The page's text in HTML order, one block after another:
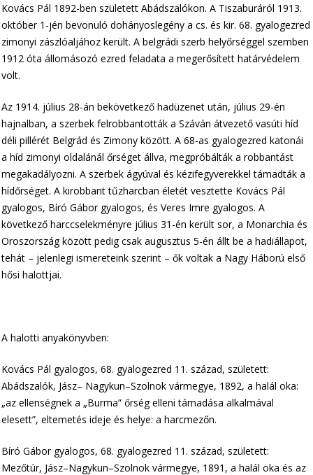
Kovács Pál 1892-ben született Abádszalókon. A Tiszaburáról 1913.
október 1-jén bevonuló dohányoslegény a cs. és kir. 68. gyalogezred
zimonyi zászlóaljához került. A belgrádi szerb helyőrséggel szemben
1912 óta állomásozó ezred feladata a megerősített határvédelem
volt.
Az 1914. július 28-án bekövetkező hadüzenet után, július 29-én
hajnalban, a szerbek felrobbantották a Száván átvezető vasúti híd
déli pillérét Belgrád és Zimony között. A 68-as gyalogezred katonái
a híd zimonyi oldalánál őrséget állva, megpróbálták a robbantást
megakadályozni. A szerbek ágyúval és kézifegyverekkel támadták a
hídőrséget. A kirobbant tűzharcban életét vesztette Kovács Pál
gyalogos, Bíró Gábor gyalogos, és Veres Imre gyalogos. A
következő harccselekményre július 31-én került sor, a Monarchia és
Oroszország között pedig csak augusztus 5-én állt be a hadiállapot,
tehát – jelenlegi ismereteink szerint – ők voltak a Nagy Háború első
hősi halottjai.
A halotti anyakönyvben:
Kovács Pál gyalogos, 68. gyalogezred 11. század, született:
Abádszalók, Jász– Nagykun–Szolnok vármegye, 1892, a halál oka:
„az ellenségnek a „Burma” őrség elleni támadása alkalmával
elesett”, eltemetés ideje és helye: a harcmezőn.
Bíró Gábor gyalogos, 68. gyalogezred 11. század, született:
Mezőtúr, Jász–Nagykun–Szolnok vármegye, 1891, a halál oka és az